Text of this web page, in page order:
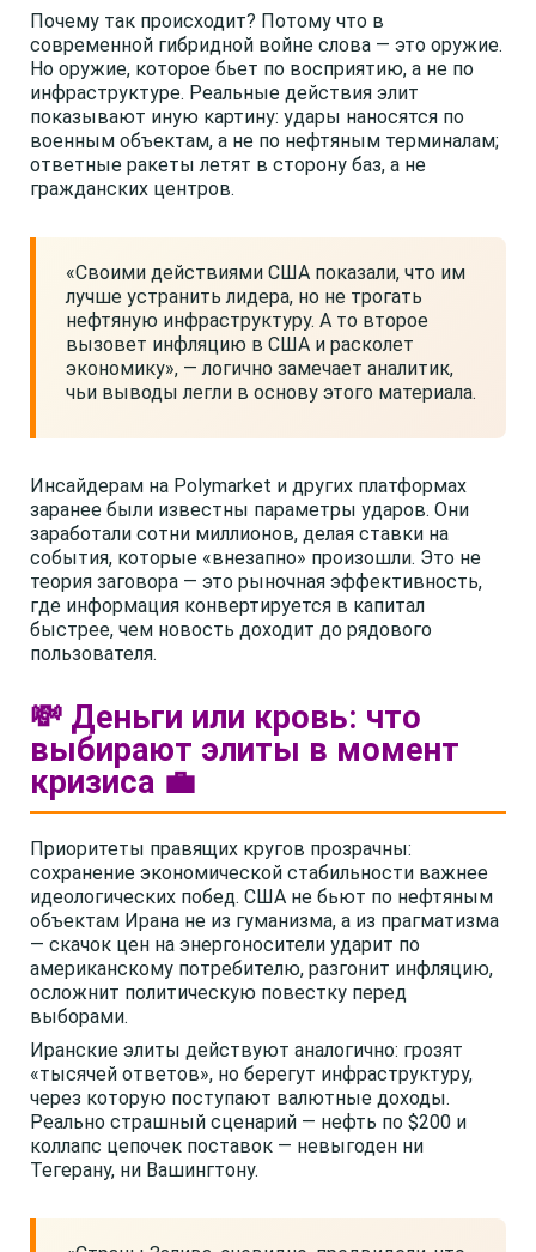
Почему так происходит? Потому что в
современной гибридной войне слова — это оружие.
Но оружие, которое бьет по восприятию, а не по
инфраструктуре. Реальные действия элит
показывают иную картину: удары наносятся по
военным объектам, а не по нефтяным терминалам;
ответные ракеты летят в сторону баз, а не
гражданских центров.
«Своими действиями США показали, что им
лучше устранить лидера, но не трогать
нефтяную инфраструктуру. А то второе
вызовет инфляцию в США и расколет
экономику», — логично замечает аналитик,
чьи выводы легли в основу этого материала.
Инсайдерам на Polymarket и других платформах
заранее были известны параметры ударов. Они
заработали сотни миллионов, делая ставки на
события, которые «внезапно» произошли. Это не
теория заговора — это рыночная эффективность,
где информация конвертируется в капитал
быстрее, чем новость доходит до рядового
пользователя.
💸 Деньги или кровь: что
выбирают элиты в момент
кризиса 💼
Приоритеты правящих кругов прозрачны:
сохранение экономической стабильности важнее
идеологических побед. США не бьют по нефтяным
объектам Ирана не из гуманизма, а из прагматизма
— скачок цен на энергоносители ударит по
американскому потребителю, разгонит инфляцию,
осложнит политическую повестку перед
выборами.
Иранские элиты действуют аналогично: грозят
«тысячей ответов», но берегут инфраструктуру,
через которую поступают валютные доходы.
Реально страшный сценарий — нефть по $200 и
коллапс цепочек поставок — невыгоден ни
Тегерану, ни Вашингтону.